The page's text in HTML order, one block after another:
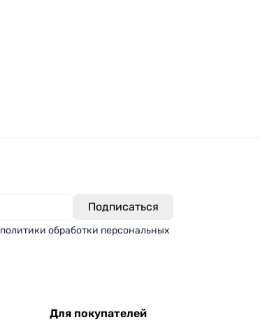
политики обработки персональных
Для покупателей